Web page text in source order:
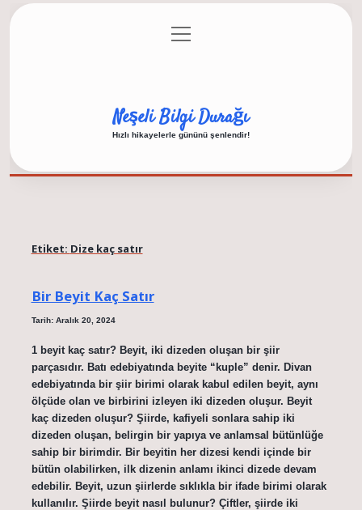
Gizlilik Politikası
menüyü
aç
Neşeli Bilgi Durağı
Hızlı hikayelerle gününü şenlendir!
Etiket: Dize kaç satır
Bir Beyit Kaç Satır
Tarih: Aralık 20, 2024
1 beyit kaç satır? Beyit, iki dizeden oluşan bir şiir
parçasıdır. Batı edebiyatında beyite “kuple” denir. Divan
edebiyatında bir şiir birimi olarak kabul edilen beyit, aynı
ölçüde olan ve birbirini izleyen iki dizeden oluşur. Beyit
kaç dizeden oluşur? Şiirde, kafiyeli sonlara sahip iki
dizeden oluşan, belirgin bir yapıya ve anlamsal bütünlüğe
sahip bir birimdir. Bir beyitin her dizesi kendi içinde bir
bütün olabilirken, ilk dizenin anlamı ikinci dizede devam
edebilir. Beyit, uzun şiirlerde sıklıkla bir ifade birimi olarak
kullanılır. Şiirde beyit nasıl bulunur? Çiftler, şiirde iki